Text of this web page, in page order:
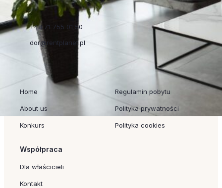
+48 71 755 01 50
dor@rentplanet.pl
Szybkie linki
Home
About us
Konkurs
Regulamin pobytu
Polityka prywatności
Polityka cookies
Współpraca
Dla właścicieli
Kontakt